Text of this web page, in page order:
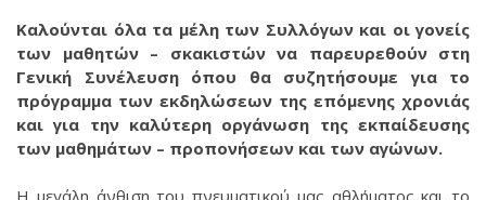
Καλούνται όλα τα μέλη των Συλλόγων και οι γονείς
των μαθητών – σκακιστών να παρευρεθούν στη
Γενική Συνέλευση όπου θα συζητήσουμε για το
πρόγραμμα των εκδηλώσεων της επόμενης χρονιάς
και για την καλύτερη οργάνωση της εκπαίδευσης
των μαθημάτων – προπονήσεων και των αγώνων.